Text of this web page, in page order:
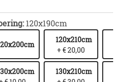
120x190cm
120x210cm
+ € 20,00
130x210cm